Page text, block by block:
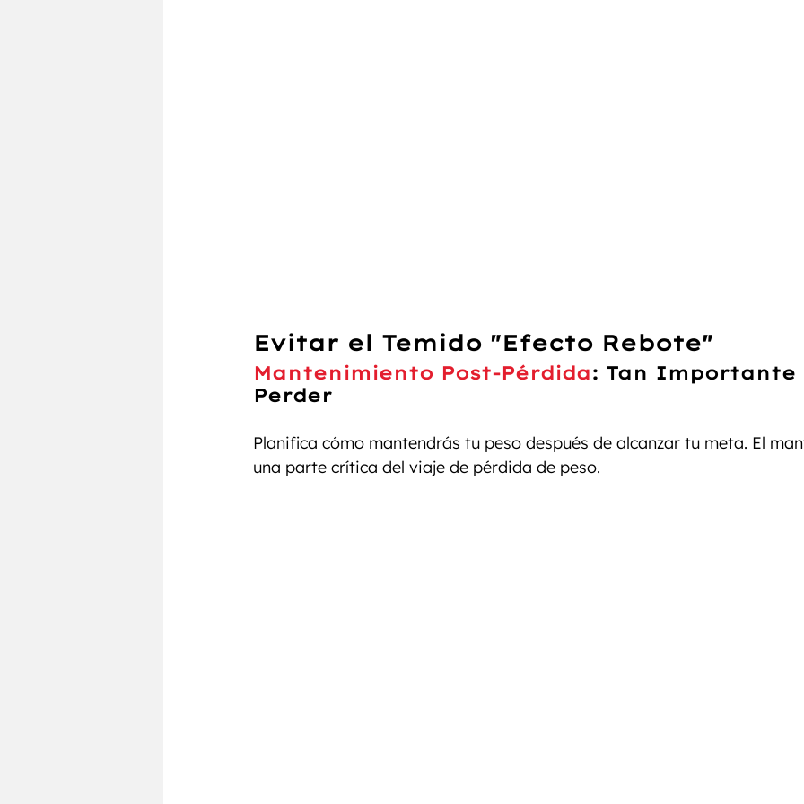
Evitar el Temido "Efecto Rebote"
Mantenimiento Post-Pérdida: Tan Importante
Perder
Planifica cómo mantendrás tu peso después de alcanzar tu meta. El
una parte crítica del viaje de pérdida de peso.